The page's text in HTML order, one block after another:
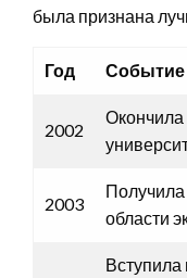
была признана
Год Событие
2002
Окончила
2003
Получила
области